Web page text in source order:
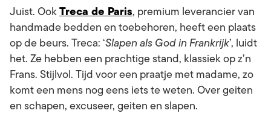
Juist. OokTreca de Paris, premium leverancier van
handmade bedden en toebehoren, heeft een plaats
op de beurs. Treca: ‘Slapen als God in Frankrijk’, luidt
het. Ze hebben een prachtige stand, klassiek op z’n
Frans. Stijlvol. Tijd voor een praatje met madame, zo
komt een mens nog eens iets te weten. Over geiten
en schapen, excuseer, geiten en slapen.